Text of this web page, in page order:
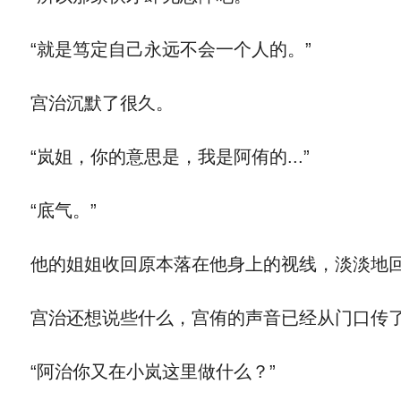
“就是笃定自己永远不会一个人的。”
宫治沉默了很久。
“岚姐，你的意思是，我是阿侑的...”
“底气。”
他的姐姐收回原本落在他身上的视线，淡淡地回
宫治还想说些什么，宫侑的声音已经从门口传了
“阿治你又在小岚这里做什么？”